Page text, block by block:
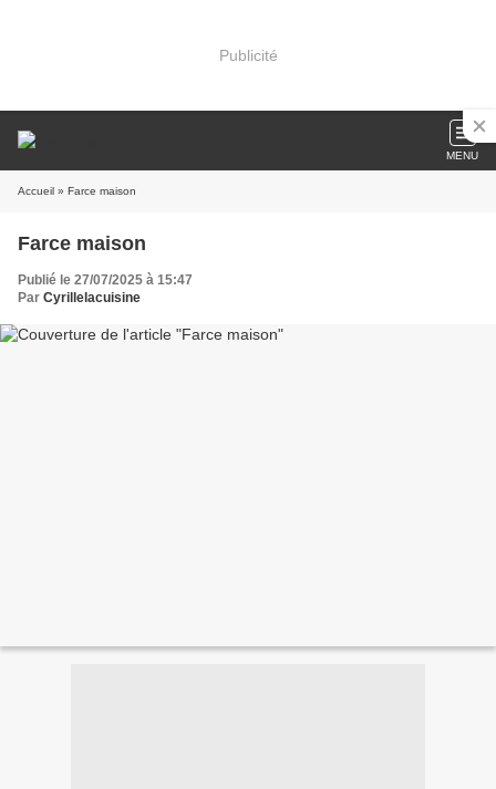
Publicité
MENU
Accueil » Farce maison
Farce maison
Publié le 27/07/2025 à 15:47
Par Cyrillelacuisine